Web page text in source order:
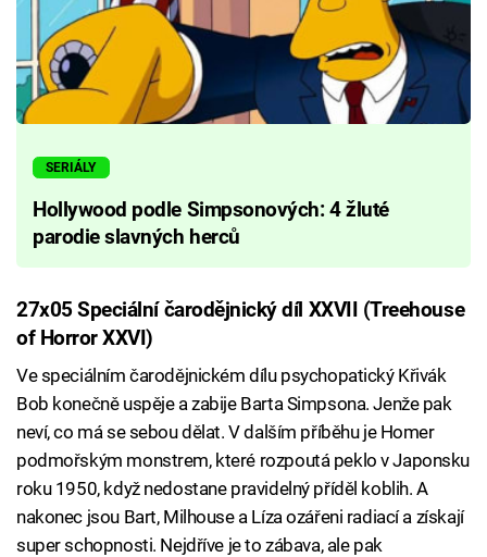
SERIÁLY
Hollywood podle Simpsonových: 4 žluté
parodie slavných herců
27x05 Speciální čarodějnický díl XXVII (Treehouse
of Horror XXVI)
Ve speciálním čarodějnickém dílu psychopatický Křivák
Bob konečně uspěje a zabije Barta Simpsona. Jenže pak
neví, co má se sebou dělat. V dalším příběhu je Homer
podmořským monstrem, které rozpoutá peklo v Japonsku
roku 1950, když nedostane pravidelný příděl koblih. A
nakonec jsou Bart, Milhouse a Líza ozářeni radiací a získají
super schopnosti. Nejdříve je to zábava, ale pak